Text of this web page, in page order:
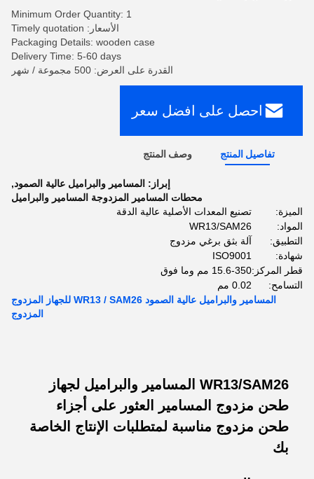
Minimum Order Quantity: 1
الأسعار: Timely quotation
Packaging Details: wooden case
Delivery Time: 5-60 days
القدرة على العرض: 500 مجموعة / شهر
احصل على افضل سعر
تفاصيل المنتج وصف المنتج
إبراز: المسامير والبراميل عالية الصمود,
محطات المسامير المزدوجة المسامير والبراميل
الميزة:
تصنيع المعدات الأصلية عالية الدقة
المواد:
WR13/SAM26
التطبيق:
آلة بثق برغي مزدوج
شهادة:
ISO9001
قطر المركز:15.6-350 مم وما فوق
التسامح:
0.02 مم
المسامير والبراميل عالية الصمود WR13 / SAM26 للجهاز المزدوج
المزدوج
WR13/SAM26 المسامير والبراميل لجهاز
طحن مزدوج المسامير العثور على أجزاء
طحن مزدوج مناسبة لمتطلبات الإنتاج الخاصة
بك